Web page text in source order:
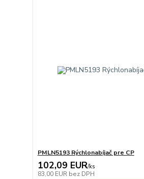
PMLN5193 Rýchlonabíjač pre CP
102,09 EUR/ks
83,00 EUR bez DPH